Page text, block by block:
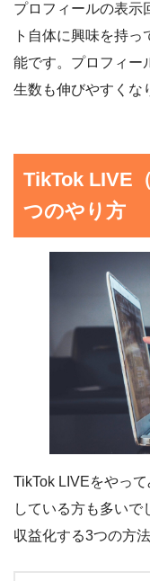
プロフィールの表示
ト自体に興味を持
能です。プロフィー
生数も伸びやすくな
TikTok LIVE
つのやり方
TikTok LIVEをやっ
している方も多いで
収益化する3つの方